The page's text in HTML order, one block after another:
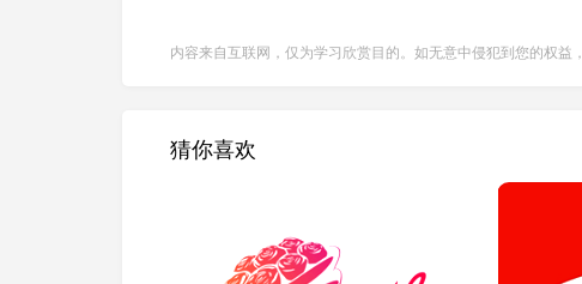
内容来自互联网，仅为学习欣赏目的。如无意中侵犯到您的权益
猜你喜欢